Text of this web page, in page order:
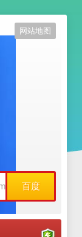
百度
网站地图